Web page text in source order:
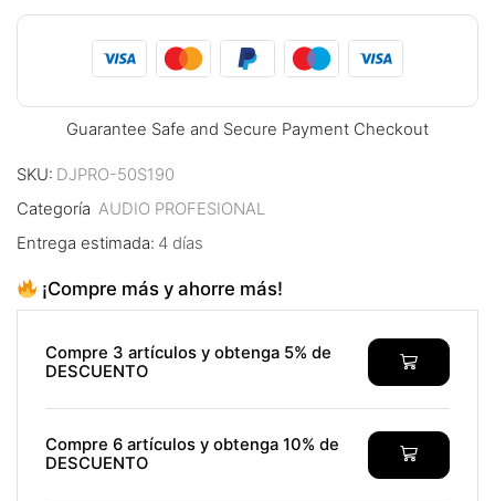
Guarantee Safe and Secure Payment Checkout
SKU: DJPRO-50S190
Categoría AUDIO PROFESIONAL
Entrega estimada: 4 días
¡Compre más y ahorre más!
Compre 3 artículos y obtenga 5% de
DESCUENTO
Compre 6 artículos y obtenga 10% de
DESCUENTO